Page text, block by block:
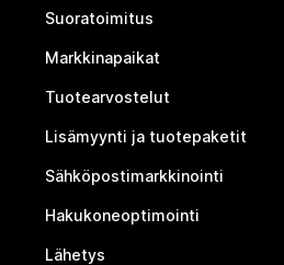
Suoratoimitus
Markkinapaikat
Tuotearvostelut
Lisämyynti ja tuotepaketit
Sähköpostimarkkinointi
Hakukoneoptimointi
Lähetys